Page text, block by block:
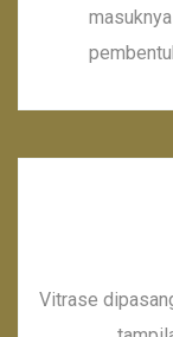
Vitrase